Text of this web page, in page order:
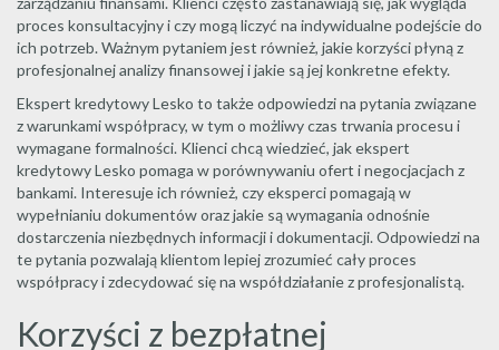
proces konsultacyjny i czy mogą liczyć na indywidualne podejście do
ich potrzeb. Ważnym pytaniem jest również, jakie korzyści płyną z
profesjonalnej analizy finansowej i jakie są jej konkretne efekty.
Ekspert kredytowy Lesko to także odpowiedzi na pytania związane
z warunkami współpracy, w tym o możliwy czas trwania procesu i
wymagane formalności. Klienci chcą wiedzieć, jak ekspert
kredytowy Lesko pomaga w porównywaniu ofert i negocjacjach z
bankami. Interesuje ich również, czy eksperci pomagają w
wypełnianiu dokumentów oraz jakie są wymagania odnośnie
dostarczenia niezbędnych informacji i dokumentacji. Odpowiedzi na
te pytania pozwalają klientom lepiej zrozumieć cały proces
współpracy i zdecydować się na współdziałanie z profesjonalistą.
Korzyści z bezpłatnej